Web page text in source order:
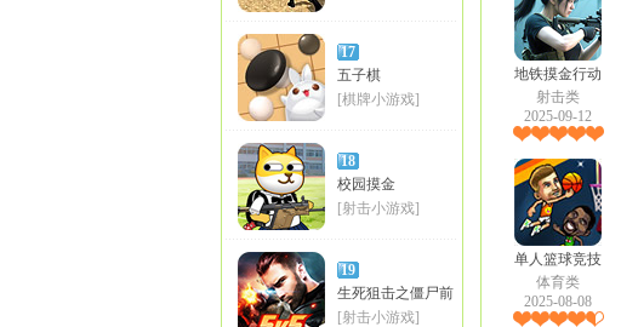
17
五子棋
[棋牌小游戏]
18
校园摸金
[射击小游戏]
19
生死狙击之僵尸前
线
[射击小游戏]
地铁摸金行动
射击类
2025-09-12
单人篮球竞技
体育类
2025-08-08